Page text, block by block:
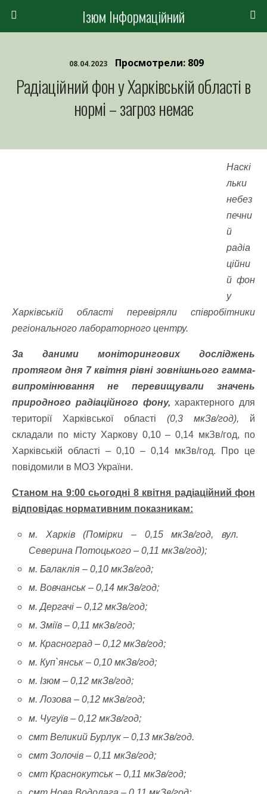
Ізюм Інформаційний
08.04.2023 Просмотрели: 809
Радіаційний фон у Харківській області в
нормі – загроз немає
Наскі
льки
небез
печни
й
радіа
ційни
й фон
у
Харківській області перевіряли співробітники
регіонального лабораторного центру.
За даними моніторингових досліджень
протягом дня 7 квітня рівні зовнішнього гамма-
випромінювання не перевищували значень
природного радіаційного фону, характерного для
території Харківської області (0,3 мкЗв/год), й
складали по місту Харкову 0,10 – 0,14 мкЗв/год, по
Харківській області – 0,10 – 0,14 мкЗв/год. Про це
повідомили в МОЗ України.
Станом на 9:00 сьогодні 8 квітня радіаційний фон
відповідає нормативним показникам:
м. Харків (Помірки – 0,15 мкЗв/год, вул.
Северина Потоцького – 0,11 мкЗв/год);
м. Балаклія – 0,10 мкЗв/год;
м. Вовчанськ – 0,14 мкЗв/год;
м. Дергачі – 0,12 мкЗв/год;
м. Зміїв – 0,11 мкЗв/год;
м. Красноград – 0,12 мкЗв/год;
м. Куп`янськ – 0,10 мкЗв/год;
м. Ізюм – 0,12 мкЗв/год;
м. Лозова – 0,12 мкЗв/год;
м. Чугуїв – 0,12 мкЗв/год;
смт Великий Бурлук – 0,13 мкЗв/год.
смт Золочів – 0,11 мкЗв/год;
смт Краснокутськ – 0,11 мкЗв/год;